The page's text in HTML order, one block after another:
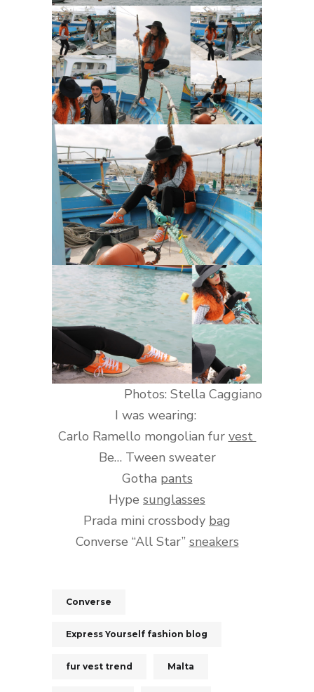
Photos: Stella Caggiano
I was wearing:
Carlo Ramello mongolian fur vest
Be… Tween sweater
Gotha pants
Hype sunglasses
Prada mini crossbody bag
Converse “All Star” sneakers
Converse
Express Yourself fashion blog
fur vest trend Malta